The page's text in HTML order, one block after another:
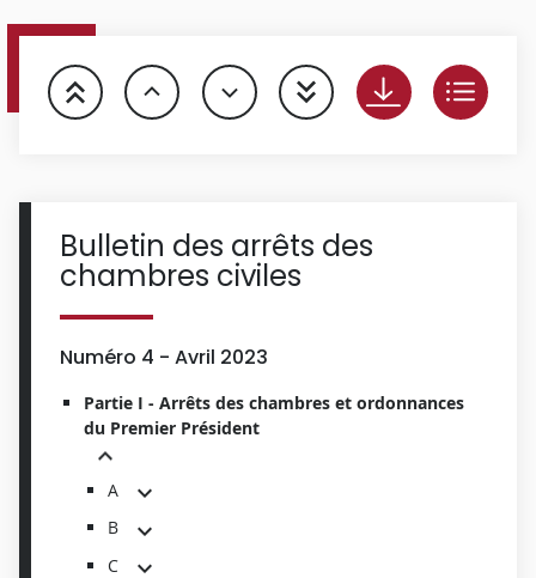
Bulletin des arrêts des
chambres civiles
Numéro 4 - Avril 2023
Partie I - Arrêts des chambres et ordonnances
du Premier Président
A
B
C